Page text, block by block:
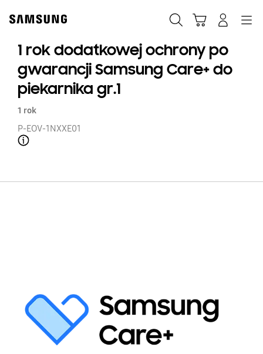
content
1 rok dodatkowej ochrony po
gwarancji Samsung Care+ do
piekarnika gr.1
1 rok
P-EOV-1NXXE01